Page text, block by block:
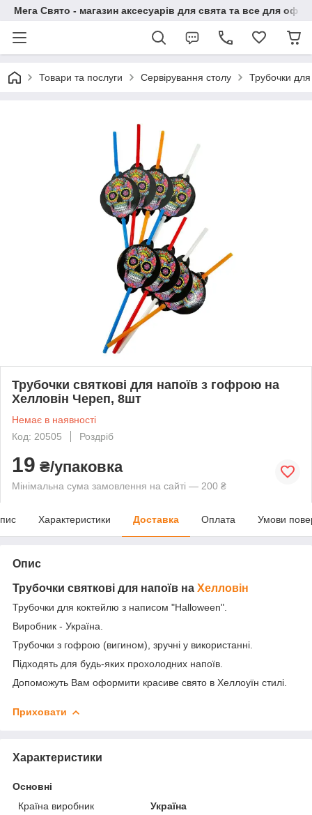
Мега Свято - магазин аксесуарів для свята та все для
Товари та послуги Сервірування столу Трубочки для
Трубочки святкові для напоїв з гофрою на
Хелловін Череп, 8шт
Немає в наявності
Код: 20505
Роздріб
19 ₴/упаковка
Мінімальна сума замовлення на сайті — 200 ₴
Характеристики Доставка Оплата Умови
Опис
Трубочки святкові для напоїв на Хелловін
Трубочки для коктейлю з написом "Halloween".
Виробник - Україна.
Трубочки з гофрою (вигином), зручні у використанні.
Підходять для будь-яких прохолодних напоїв.
Допоможуть Вам оформити красиве свято в Хеллоуїн стилі.
Приховати
Характеристики
Основні
Країна виробник
Україна